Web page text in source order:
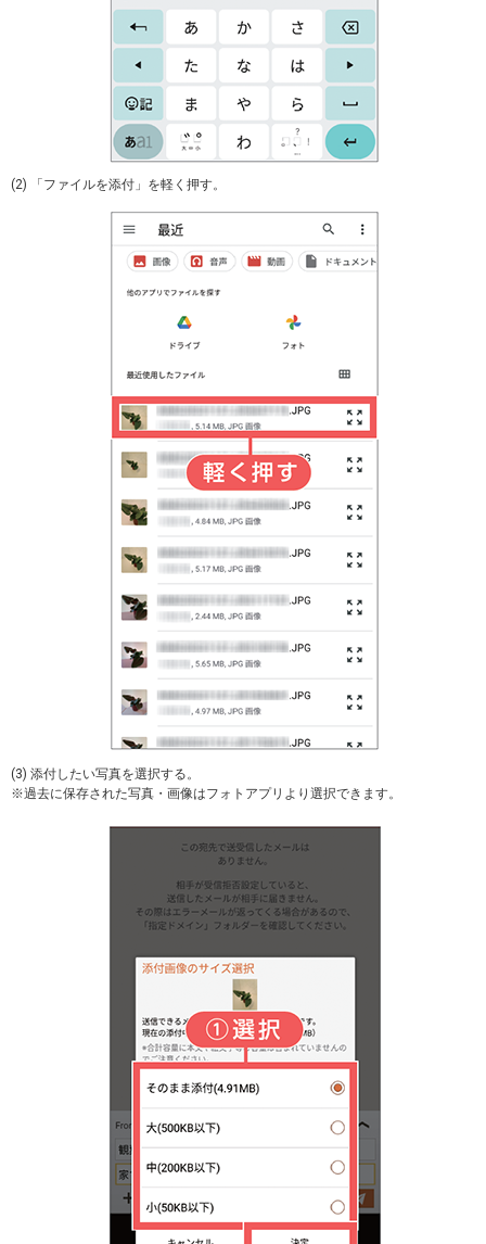
(2) 「ファイルを添付」を軽く押す。
(3) 添付したい写真を選択する。
※過去に保存された写真・画像はフォトアプリより選択できます。